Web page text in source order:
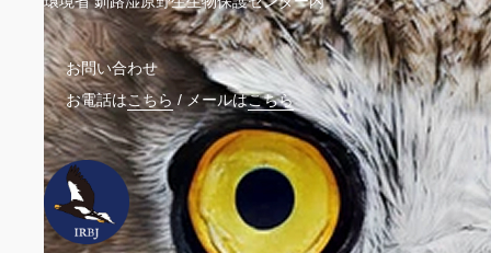
お問い合わせ
お電話はこちら / メールはこちら